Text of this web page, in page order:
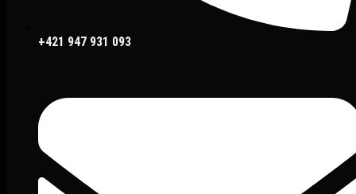
+421 947 931 093